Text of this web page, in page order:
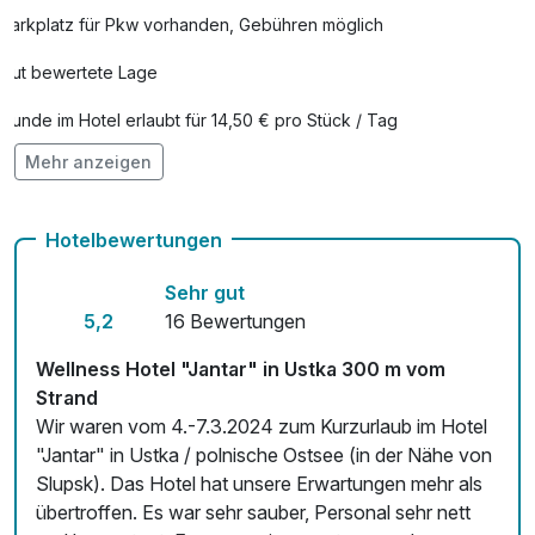
pro Zimmer
Rückenmassage
Silvester 3 Nächte 3 - 5 Jahre
pro Aufenthalt
pro Aufenthalt
Silvester 4 Nächte 3 - 5 Jahre
pro Aufenthalt
Silvester 4 Nächte 6-14 Jahre 209,00 €
pro Aufenthalt
Silvester 5 Nächte 3 - 5 Jahre
pro Aufenthalt
Silvester 5 Nächte 6 - 14 Jahre 245,00 €
Parkplatz für Pkw vorhanden, Gebühren möglich
Gut bewertete Lage
Hunde im Hotel erlaubt für 14,50 € pro Stück / Tag
Auch vegetarische Speisen
Kostenloses W-LAN
Zimmerservice verfügbar
Mit Hotelbar
Mehr anzeigen
Hotelbewertungen
5,2
Sehr gut
16 Bewertungen
Wellness Hotel "Jantar" in Ustka 300 m vom
Strand
Wir waren vom 4.-7.3.2024 zum Kurzurlaub im Hotel
"Jantar" in Ustka / polnische Ostsee (in der Nähe von
Slupsk). Das Hotel hat unsere Erwartungen mehr als
übertroffen. Es war sehr sauber, Personal sehr nett